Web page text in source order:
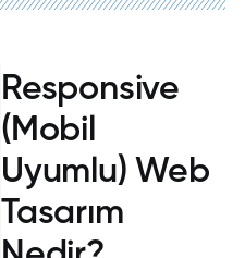
Responsive
(Mobil
Uyumlu) Web
Tasarım